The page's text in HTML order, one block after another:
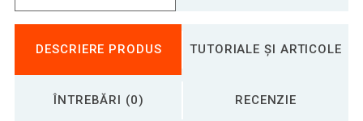
DESCRIERE PRODUS TUTORIALE ȘI ARTICOLE
ÎNTREBĂRI (0) RECENZIE